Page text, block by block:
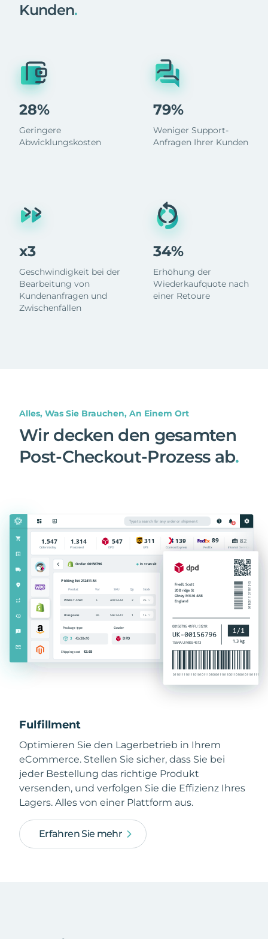
Kunden.
28%
Geringere
Abwicklungskosten
x3
Geschwindigkeit bei der
Bearbeitung von
Kundenanfragen und
Zwischenfällen
79%
Weniger Support-
Anfragen Ihrer Kunden
34%
Erhöhung der
Wiederkaufquote nach
einer Retoure
Alles, Was Sie Brauchen, An Einem Ort
Wir decken den gesamten
Post-Checkout-Prozess ab.
Fulfillment
Optimieren Sie den Lagerbetrieb in Ihrem
eCommerce. Stellen Sie sicher, dass Sie bei
jeder Bestellung das richtige Produkt
versenden, und verfolgen Sie die Effizienz Ihres
Lagers. Alles von einer Plattform aus.
Erfahren Sie mehr